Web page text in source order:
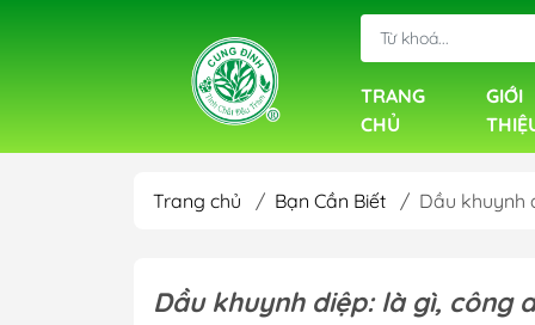
TRANG
CHỦ
GIỚI
Trang chủ / Bạn Cần Biết / Dầu khuynh
Dầu khuynh diệp: là gì, công